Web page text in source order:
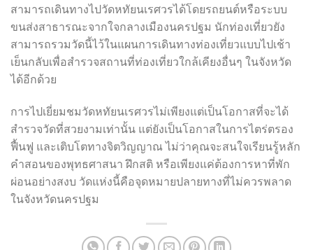
สามารถเดินทางไปวัดหทัยนเรศวรได้โดยรถยนต์หรือระบบ
ขนส่งสาธารณะจากใจกลางเมืองนครปฐม นักท่องเที่ยวยัง
สามารถรวมวัดนี้ไว้ในแผนการเดินทางท่องเที่ยวแบบไปเช้า
เย็นกลับเพื่อสำรวจสถานที่ท่องเที่ยวใกล้เคียงอื่นๆ ในจังหวัด
ได้อีกด้วย
การไปเยี่ยมชมวัดหทัยนเรศวรไม่เพียงแต่เป็นโอกาสที่จะได้
สำรวจวัดที่สวยงามเท่านั้น แต่ยังเป็นโอกาสในการไตร่ตรอง
ฟื้นฟู และเติบโตทางจิตวิญญาณ ไม่ว่าคุณจะสนใจเรียนรู้หลัก
คำสอนของพุทธศาสนา ฝึกสติ หรือเพียงแค่ต้องการหาที่พัก
ผ่อนอย่างสงบ วัดแห่งนี้คือจุดหมายปลายทางที่ไม่ควรพลาด
ในจังหวัดนครปฐม